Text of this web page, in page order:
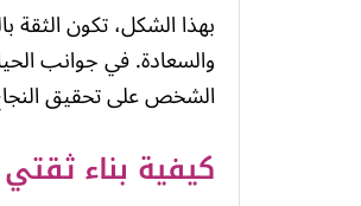
بهذا الشكل، تكون الثقة
والسعادة. في جوانب
الشخص على تحقيق
كيفية بناء